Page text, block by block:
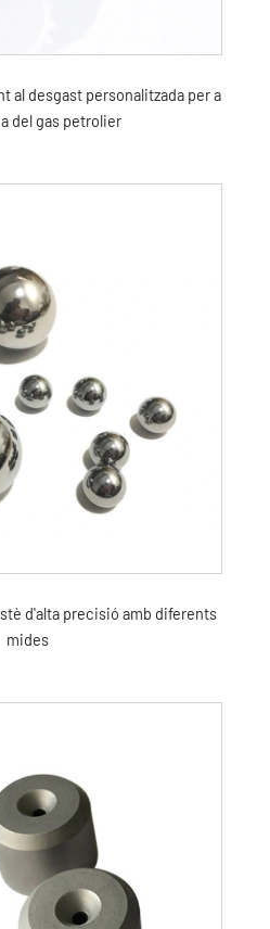
al desgast personalitzada per a
del gas petrolier
d'alta precisió amb diferents
mides